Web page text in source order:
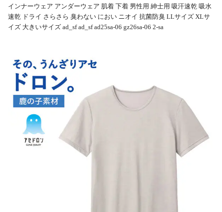
インナーウェア アンダーウェア 肌着 下着 男性用 紳士用 吸汗速乾 吸水
速乾 ドライ さらさら 臭わない におい ニオイ 抗菌防臭 LLサイズ XLサ
イズ 大きいサイズ ad_sf ad_sf ad25sa-06 gz26sa-06 2-sa